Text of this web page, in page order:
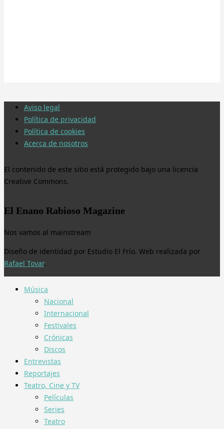
Aviso legal
Política de privacidad
Política de cookies
Acerca de nosotros
El contenido de este sitio está protegido bajo una licencia
Creative Commons.
El Enano Rabioso Magazine
Nos vamos al mainstream
Diseño de identidad por Estudio El Frío. Web realizada por
Rafael Tovar.
Música
Nacional
Internacional
Festivales
Crónicas
Discos
Entrevistas
Reportajes
Teatro, Cine y TV
Películas
Series
Teatro